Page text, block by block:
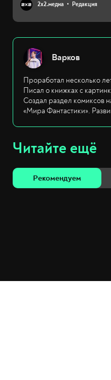
2х2.медиа Редакция
Варков
Проработал несколько
Писал о книжках с
Создал раздел комиксов
«Мира Фантастики».
Читайте ещё
Рекомендуем